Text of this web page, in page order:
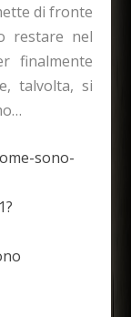
di fronte
restare nel
finalmente
talvolta, si
sono-